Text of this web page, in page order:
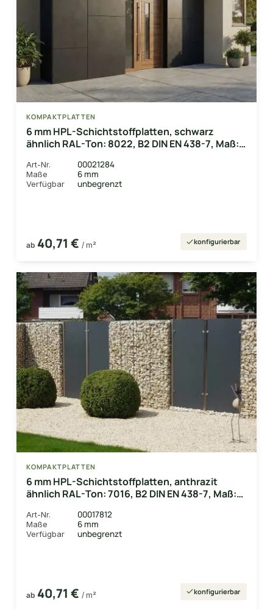
KOMPAKTPLATTEN
6 mm HPL-Schichtstoffplatten, schwarz
ähnlich RAL-Ton: 8022, B2 DIN EN 438-7, Maß:
Art-Nr. 00021284
Maße 6 mm
Verfügbar unbegrenzt
ab 40,71 € / m² konfigurierbar
KOMPAKTPLATTEN
6 mm HPL-Schichtstoffplatten, anthrazit
ähnlich RAL-Ton: 7016, B2 DIN EN 438-7, Maß:
Art-Nr. 00017812
Maße 6 mm
Verfügbar unbegrenzt
ab 40,71 € / m² konfigurierbar